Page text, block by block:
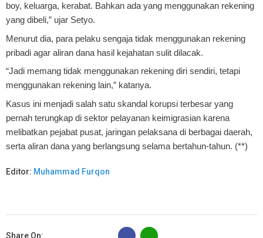
boy, keluarga, kerabat. Bahkan ada yang menggunakan rekening
yang dibeli,” ujar Setyo.
Menurut dia, para pelaku sengaja tidak menggunakan rekening
pribadi agar aliran dana hasil kejahatan sulit dilacak.
“Jadi memang tidak menggunakan rekening diri sendiri, tetapi
menggunakan rekening lain,” katanya.
Kasus ini menjadi salah satu skandal korupsi terbesar yang
pernah terungkap di sektor pelayanan keimigrasian karena
melibatkan pejabat pusat, jaringan pelaksana di berbagai daerah,
serta aliran dana yang berlangsung selama bertahun-tahun. (**)
Editor: Muhammad Furqon
Share On:
B